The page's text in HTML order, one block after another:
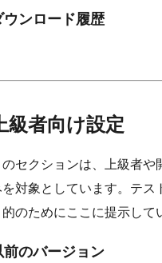
ウンロード履歴
級者向け設定
のセクションは、上級者や
対象としています。テス
的のためにここに提示して
前のバージョン